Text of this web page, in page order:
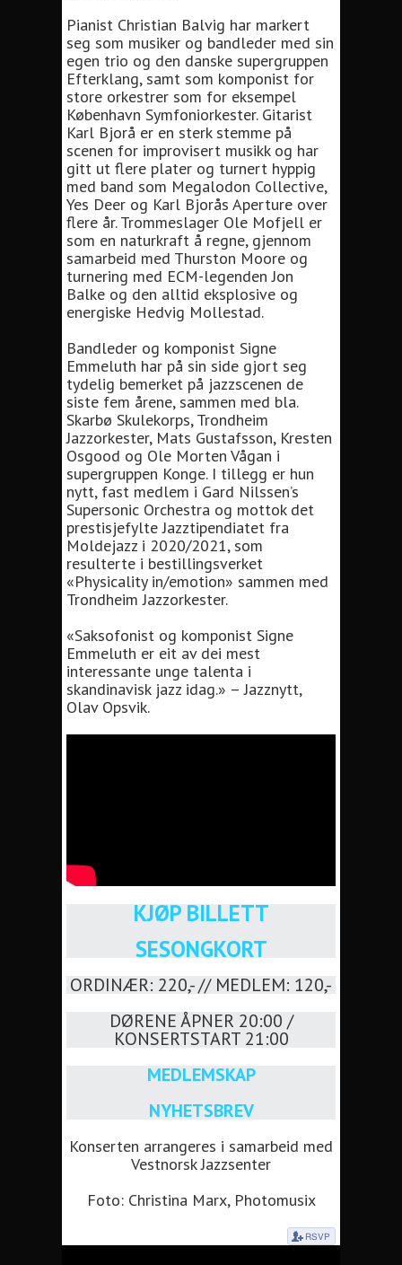
Pianist Christian Balvig har markert
seg som musiker og bandleder med sin
egen trio og den danske supergruppen
Efterklang, samt som komponist for
store orkestrer som for eksempel
København Symfoniorkester. Gitarist
Karl Bjorå er en sterk stemme på
scenen for improvisert musikk og har
gitt ut flere plater og turnert hyppig
med band som Megalodon Collective,
Yes Deer og Karl Bjorås Aperture over
flere år. Trommeslager Ole Mofjell er
som en naturkraft å regne, gjennom
samarbeid med Thurston Moore og
turnering med ECM-legenden Jon
Balke og den alltid eksplosive og
energiske Hedvig Mollestad.
Bandleder og komponist Signe
Emmeluth har på sin side gjort seg
tydelig bemerket på jazzscenen de
siste fem årene, sammen med bla.
Skarbø Skulekorps, Trondheim
Jazzorkester, Mats Gustafsson, Kresten
Osgood og Ole Morten Vågan i
supergruppen Konge. I tillegg er hun
nytt, fast medlem i Gard Nilssen’s
Supersonic Orchestra og mottok det
prestisjefylte Jazztipendiatet fra
Moldejazz i 2020/2021, som
resulterte i bestillingsverket
«Physicality in/emotion» sammen med
Trondheim Jazzorkester.
«Saksofonist og komponist Signe
Emmeluth er eit av dei mest
interessante unge talenta i
skandinavisk jazz idag.» – Jazznytt,
Olav Opsvik.
KJØP BILLETT
SESONGKORT
ORDINÆR: 220,- // MEDLEM: 120,-
DØRENE ÅPNER 20:00 /
KONSERTSTART 21:00
MEDLEMSKAP
NYHETSBREV
Konserten arrangeres i samarbeid med
Vestnorsk Jazzsenter
Foto: Christina Marx, Photomusix